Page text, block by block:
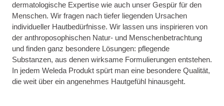
dermatologische Expertise wie auch unser Gespür für den
Menschen. Wir fragen nach tiefer liegenden Ursachen
individueller Hautbedürfnisse. Wir lassen uns inspirieren von
der anthroposophischen Natur- und Menschenbetrachtung
und finden ganz besondere Lösungen: pflegende
Substanzen, aus denen wirksame Formulierungen entstehen.
In jedem Weleda Produkt spürt man eine besondere Qualität,
die weit über ein angenehmes Hautgefühl hinausgeht.